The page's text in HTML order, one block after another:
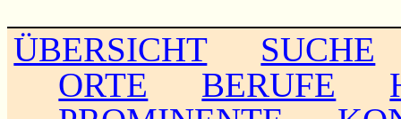
ÜBERSICHT
SUCHE
ORTE
BERUFE